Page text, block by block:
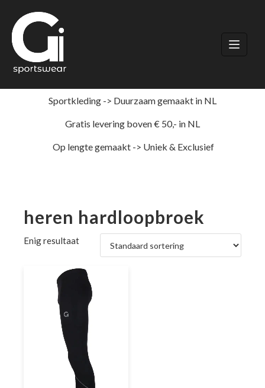
naar
inhoud
Sportkleding -> Duurzaam gemaakt in NL
Gratis levering boven € 50,- in NL
Op lengte gemaakt -> Uniek & Exclusief
heren hardloopbroek
Enig resultaat